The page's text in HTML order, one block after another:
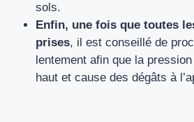
sols.
Enfin, une fois que toutes
prises, il est conseillé de
lentement afin que la
haut et cause des dégâts à